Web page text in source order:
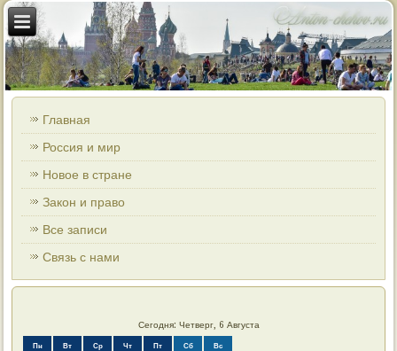
Главная
Россия и мир
Новое в стране
Закон и право
Все записи
Связь с нами
Сегодня: Четверг, 6 Августа
Пн Вт Ср Чт Пт Сб Вс